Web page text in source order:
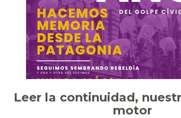
Leer la continuidad,
motor